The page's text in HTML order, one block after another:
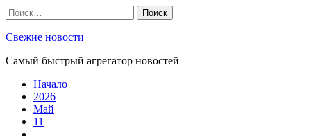
Skip
to
content
Найти:
Свежие новости
Самый быстрый агрегатор новостей
Начало
2026
Май
11